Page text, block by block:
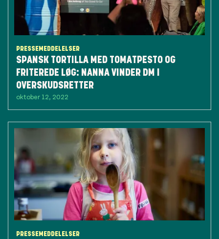
PRESSEMEDDELELSER
SPANSK TORTILLA MED TOMATPESTO OG
FRITEREDE LØG: NANNA VINDER DM I
OVERSKUDSRETTER
oktober 12, 2022
PRESSEMEDDELELSER